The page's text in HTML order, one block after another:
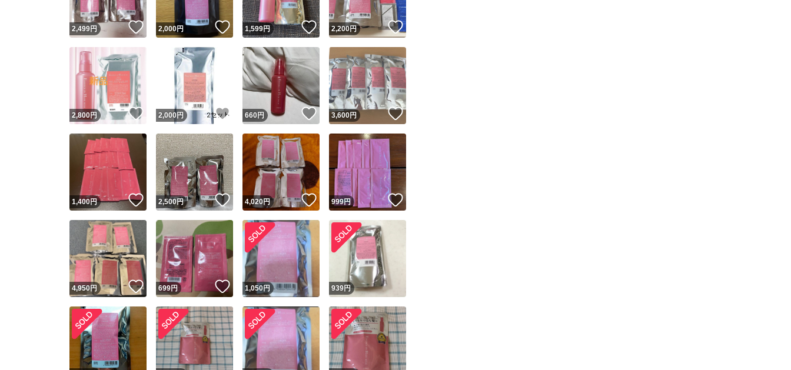
安心取引出品者 Yahoo!フリマの基準をクリアした安心・安全なユーザーです
取引実績
取引実績◯+ このユーザーはYahoo!フリマの取引を完了させた実績があります
他フリマ実績◯+ このユーザーは他フリマサービスでの取引実績があります
スピード&安心発送
※このバッジは実績に基づく表示であり、発送を保証しているものではありません
スピード＆安心発送
このユーザーは高頻度で24時間以内＆設定した発送日数内に発送してい
ます
スピード発送 このユーザーは高頻度で24時間以内に発送しています
安心発送 このユーザーは設定した発送日数内に発送しています
商品画像の無断転載は禁止されています
コピーは1商品につき1回です
出品ページへ
キャンセル
2,499円 いいね！
2,000円 いいね！
1,599円 いいね！
2,200円 いいね！
2,800円 いいね！
2,000円 いいね！
660円 いいね！
3,600円 いいね！
1,400円 いいね！
2,500円 いいね！
4,020円 いいね！
999円 いいね！
4,950円 いいね！
699円 いいね！
1,050円 939円